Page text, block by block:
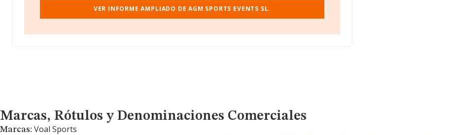
VER INFORME AMPLIADO DE AGM SPORTS EVENTS SL.
Marcas, Rótulos y Denominaciones Comerciales
Marcas, Rótulos y Denominaciones Comerciales
Marcas: Voal Sports